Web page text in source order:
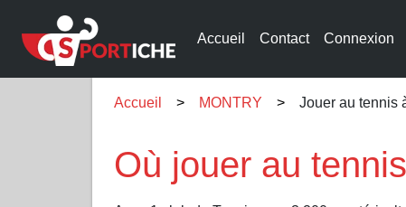
Accueil Contact Connexion
Accueil MONTRY Jouer au tennis
Où jouer au